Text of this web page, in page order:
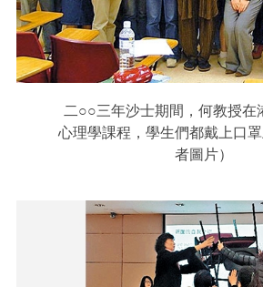
二○○三年沙士期間，何教授在
心理學課程，學生們都戴上口
者圖片）